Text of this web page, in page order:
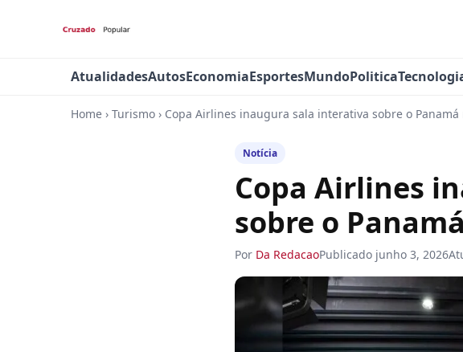
AtualidadesAutosEconomiaEsportesMundoPolitica
Home › Turismo › Copa Airlines inaugura sala interativa sobre o
Notícia
Copa Airlines
sobre o
Por Da RedacaoPublicado junho 3, 2026